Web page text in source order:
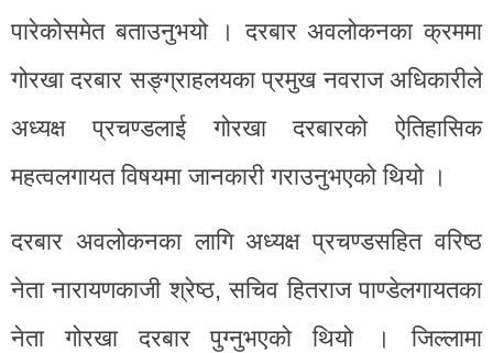
पारेकोसमेत बताउनुभयो । दरबार अवलोकनका क्रममा
गोरखा दरबार सङ्ग्राहलयका प्रमुख नवराज अधिकारीले
अध्यक्ष प्रचण्डलाई गोरखा दरबारको ऐतिहासिक
महत्वलगायत विषयमा जानकारी गराउनुभएको थियो ।
दरबार अवलोकनका लागि अध्यक्ष प्रचण्डसहित वरिष्ठ
नेता नारायणकाजी श्रेष्ठ, सचिव हितराज पाण्डेलगायतका
नेता गोरखा दरबार पुग्नुभएको थियो । जिल्लामा